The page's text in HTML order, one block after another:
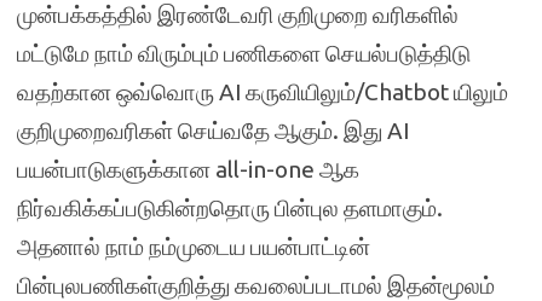
முன்பக்கத்தில் இரண்டேவரி குறிமுறை வரிகளில்
மட்டுமே நாம் விரும்பும் பணிகளை செயல்படுத்திடு
வதற்கான ஒவ்வொரு AI கருவியிலும்/Chatbot யிலும்
குறிமுறைவரிகள் செய்வதே ஆகும். இது AI
பயன்பாடுகளுக்கான all-in-one ஆக
நிர்வகிக்கப்படுகின்றதொரு பின்புல தளமாகும்.
அதனால் நாம் நம்முடைய பயன்பாட்டின்
பின்புலபணிகள்குறித்து கவலைப்படாமல் இதன்மூலம்